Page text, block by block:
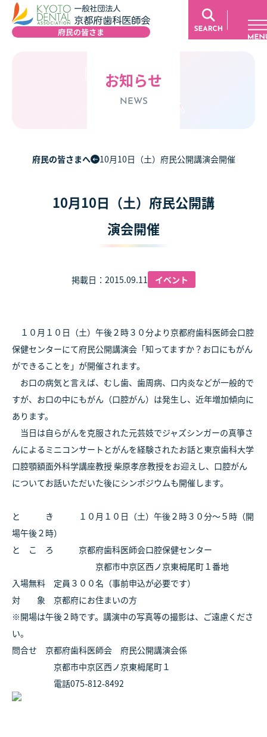
お知らせ
NEWS
府民の皆さまへ 10月10日（土）府民公開講演会開催
10月10日（土）府民公開講
演会開催
掲載日：2015.09.11 イベント
１０月１０日（土）午後２時３０分より京都府歯科医師会口腔
保健センターにて府民公開講演会「知ってますか？お口にもがん
ができることを」が開催されます。
お口の病気と言えば、むし歯、歯周病、口内炎などが一般的で
すが、お口の中にもがん（口腔がん）は発生し、近年増加傾向に
あります。
当日は自らがんを克服された元芸妓でジャズシンガーの真箏さ
んによるミニコンサートとがんを経験されたお話と東京歯科大学
口腔顎額面外科学講座教授 柴原孝彦教授をお迎えし、口腔がん
についてお話いただいた後にシンポジウムも開催します。
と き １０月１０日（土）午後２時３０分～５時（開
場午後２時）
と こ ろ 京都府歯科医師会口腔保健センター
京都市中京区西ノ京東栂尾町１番地
入場無料 定員３００名（事前申込が必要です）
対 象 京都府にお住まいの方
※開場は午後２時です。講演中の写真等の撮影は、ご遠慮くださ
い。
問合せ 京都府歯科医師会 府民公開講演会係
京都市中京区西ノ京東栂尾町１
電話075-812-8492